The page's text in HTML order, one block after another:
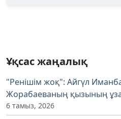
Ұқсас жаңалық
"Ренішім жоқ": Айгүл
Жорабаеваның қызының
6 тамыз, 2026